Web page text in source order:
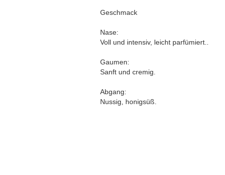
Geschmack
Nase:
Voll und intensiv, leicht parfümiert..
Gaumen:
Sanft und cremig.
Abgang:
Nussig, honigsüß.